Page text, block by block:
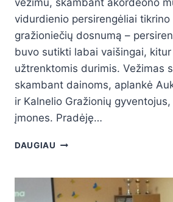
vežimu, skambant akordeono
vidurdienio persirengėliai
gražioniečių dosnumą –
buvo sutikti labai vaišingai, kitur
užtrenktomis durimis. Vežimas
skambant dainoms, aplankė
ir Kalnelio Gražionių
įmones. Pradėję…
DAUGIAU